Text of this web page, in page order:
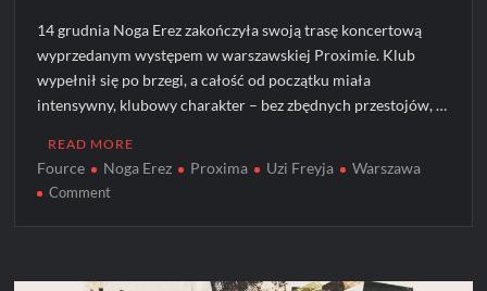
14 grudnia Noga Erez zakończyła swoją trasę koncertową
wyprzedanym występem w warszawskiej Proximie. Klub
wypełnił się po brzegi, a całość od początku miała
intensywny, klubowy charakter – bez zbędnych przestojów, …
READ MORE
Fource Noga Erez Proxima Uzi Freyja Warszawa
Commenton
finał